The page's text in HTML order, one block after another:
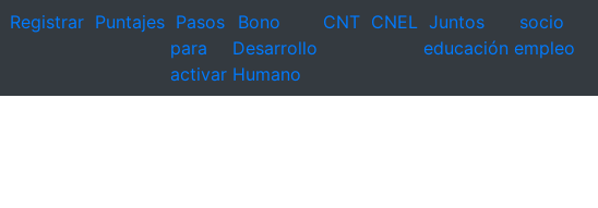
Registrar Puntajes Pasos
para
activar
Bono
Desarrollo
Humano
CNT CNEL Juntos
educación
socio
empleo